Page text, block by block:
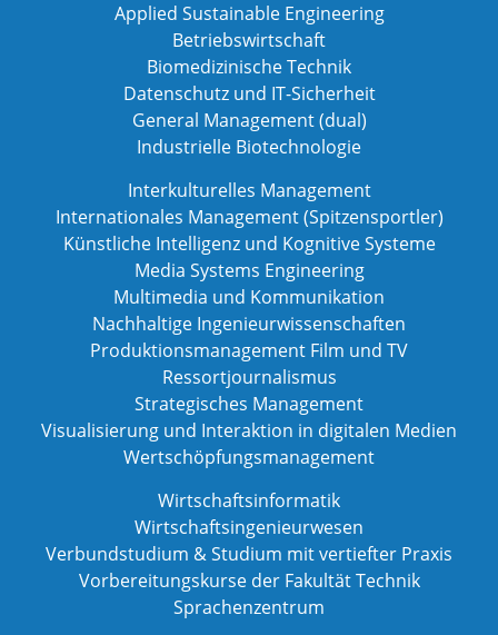
Applied Sustainable Engineering
Betriebswirtschaft
Biomedizinische Technik
Datenschutz und IT-Sicherheit
General Management (dual)
Industrielle Biotechnologie
Interkulturelles Management
Internationales Management (Spitzensportler)
Künstliche Intelligenz und Kognitive Systeme
Media Systems Engineering
Multimedia und Kommunikation
Nachhaltige Ingenieurwissenschaften
Produktionsmanagement Film und TV
Ressortjournalismus
Strategisches Management
Visualisierung und Interaktion in digitalen Medien
Wertschöpfungsmanagement
Wirtschaftsinformatik
Wirtschaftsingenieurwesen
Verbundstudium & Studium mit vertiefter Praxis
Vorbereitungskurse der Fakultät Technik
Sprachenzentrum